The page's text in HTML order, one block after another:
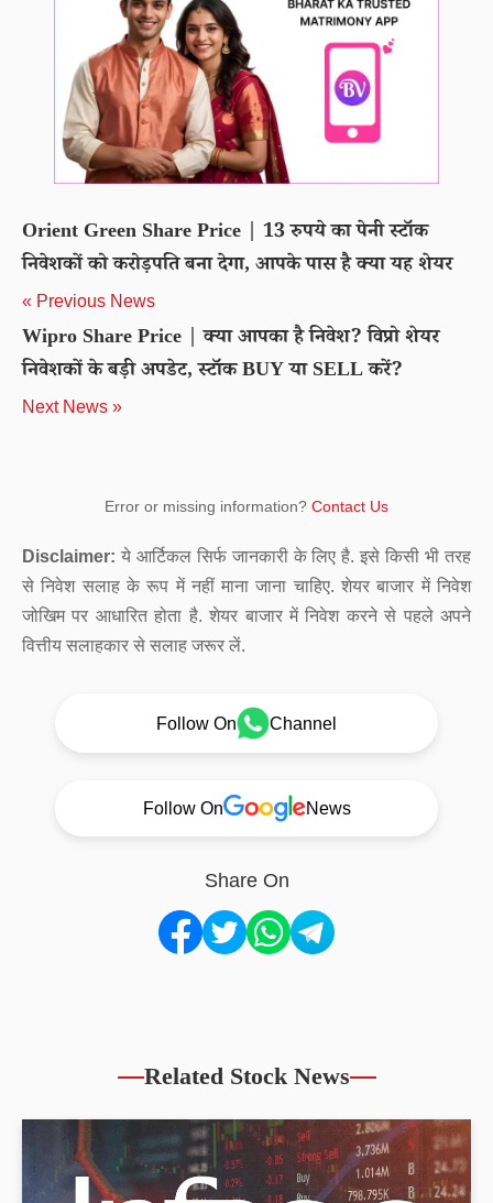
Orient Green Share Price | 13 रुपये का पेनी स्टॉक
निवेशकों को करोड़पति बना देगा, आपके पास है क्या यह शेयर
« Previous News
Wipro Share Price | क्या आपका है निवेश? विप्रो शेयर
निवेशकों के बड़ी अपडेट, स्टॉक BUY या SELL करें?
Next News »
Error or missing information? Contact Us
Disclaimer: ये आर्टिकल सिर्फ जानकारी के लिए है. इसे किसी भी तरह
से निवेश सलाह के रूप में नहीं माना जाना चाहिए. शेयर बाजार में निवेश
जोखिम पर आधारित होता है. शेयर बाजार में निवेश करने से पहले अपने
वित्तीय सलाहकार से सलाह जरूर लें.
Follow On Channel
Follow On News
Share On
Related Stock News